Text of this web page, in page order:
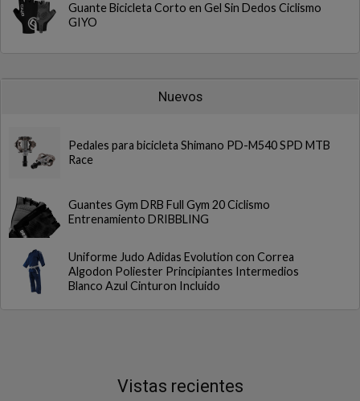
Guante Bicicleta Corto en Gel Sin Dedos Ciclismo
GIYO
Nuevos
Pedales para bicicleta Shimano PD-M540 SPD MTB
Race
Guantes Gym DRB Full Gym 20 Ciclismo
Entrenamiento DRIBBLING
Uniforme Judo Adidas Evolution con Correa
Algodon Poliester Principiantes Intermedios
Blanco Azul Cinturon Incluido
Vistas recientes